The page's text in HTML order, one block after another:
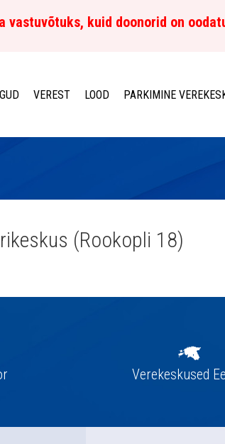
vastuvõtuks, kuid doonorid on
VEREST LOOD PARKIMINE
(Rookopli 18)
Verekeskused